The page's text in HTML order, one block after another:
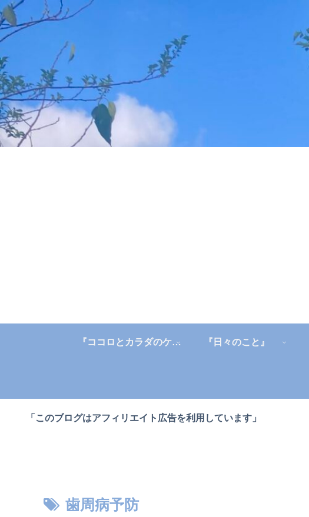
『ココロとカラダのケア』 『日々のこと』
「このブログはアフィリエイト広告を利用しています」
歯周病予防